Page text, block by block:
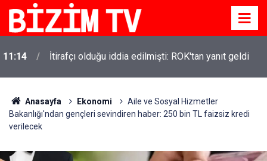
11:14 İtirafçı olduğu iddia edilmişti: ROK'tan yanıt geldi
Anasayfa Ekonomi
Aile ve Sosyal Hizmetler
Bakanlığı'ndan gençleri sevindiren haber: 250 bin TL faizsiz kredi
verilecek